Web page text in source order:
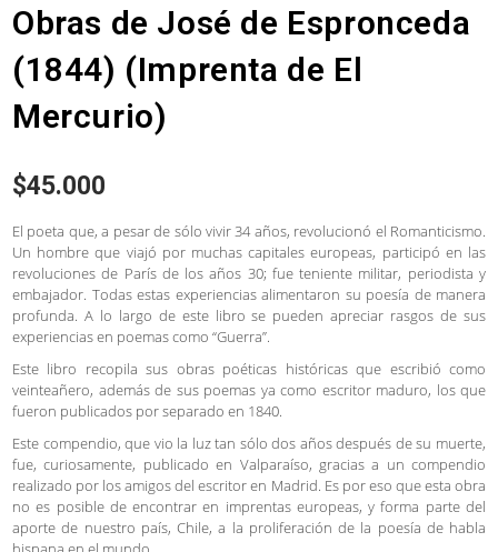
Obras de José de Espronceda
(1844) (Imprenta de El
Mercurio)
$45.000
El poeta que, a pesar de sólo vivir 34 años, revolucionó el Romanticismo.
Un hombre que viajó por muchas capitales europeas, participó en las
revoluciones de París de los años 30; fue teniente militar, periodista y
embajador. Todas estas experiencias alimentaron su poesía de manera
profunda. A lo largo de este libro se pueden apreciar rasgos de sus
experiencias en poemas como “Guerra”.
Este libro recopila sus obras poéticas históricas que escribió como
veinteañero, además de sus poemas ya como escritor maduro, los que
fueron publicados por separado en 1840.
Este compendio, que vio la luz tan sólo dos años después de su muerte,
fue, curiosamente, publicado en Valparaíso, gracias a un compendio
realizado por los amigos del escritor en Madrid. Es por eso que esta obra
no es posible de encontrar en imprentas europeas, y forma parte del
aporte de nuestro país, Chile, a la proliferación de la poesía de habla